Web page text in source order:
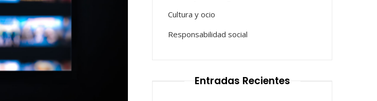
Cultura y ocio
Responsabilidad social
Entradas Recientes